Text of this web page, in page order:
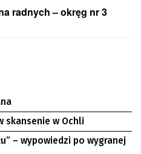
radnych – okręg nr 3
skansenie w Ochli
– wypowiedzi po wygranej